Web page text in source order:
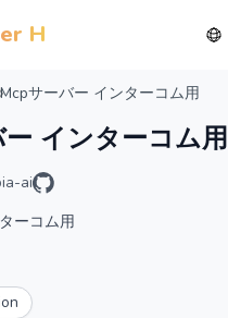
Hub
Mcpサーバー インターコム用
インターコム用
ai
ーコム用
概要 詳細 代替案